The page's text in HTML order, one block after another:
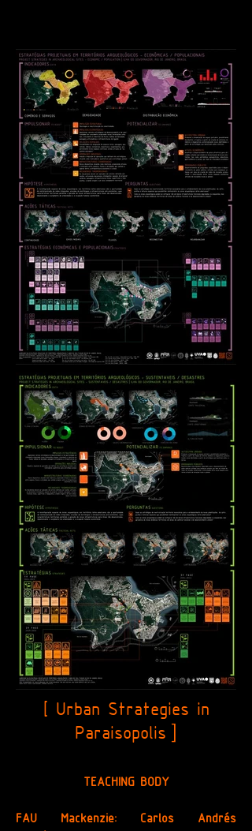
[ Urban Strategies in
Paraisopolis ]
TEACHING BODY
FAU Mackenzie: Carlos Andrés